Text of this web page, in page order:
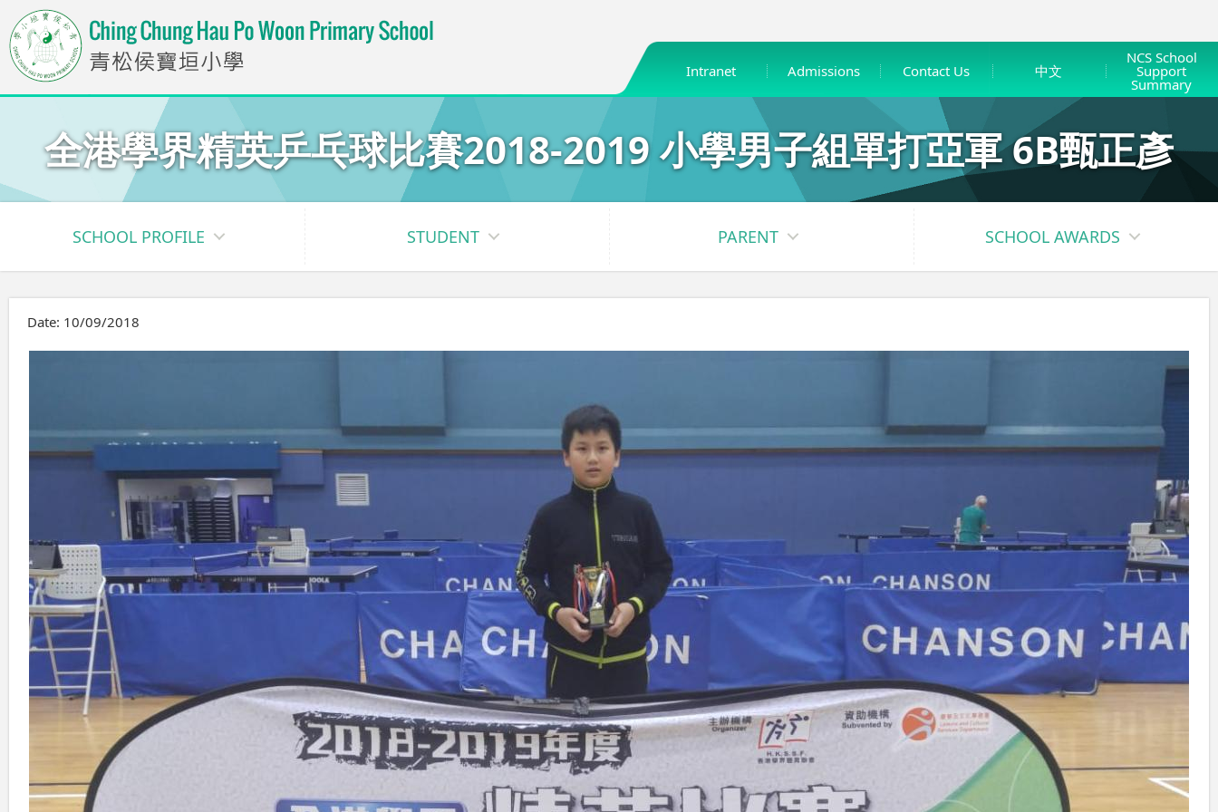
Intranet Admissions Contact Us 中文
NCS School
Support
Summary
全港學界精英乒乓球比賽2018-2019 小學男子組單打亞軍 6B甄正彥
SCHOOL PROFILE STUDENT PARENT SCHOOL AWARDS
Date: 10/09/2018